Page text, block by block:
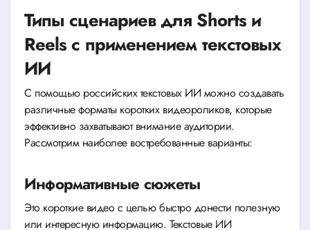
Типы сценариев для Shorts и
Reels с применением текстовых
ИИ
С помощью российских текстовых ИИ можно создавать
различные форматы коротких видеороликов, которые
эффективно захватывают внимание аудитории.
Рассмотрим наиболее востребованные варианты:
Информативные сюжеты
Это короткие видео с целью быстро донести полезную
или интересную информацию. Текстовые ИИ